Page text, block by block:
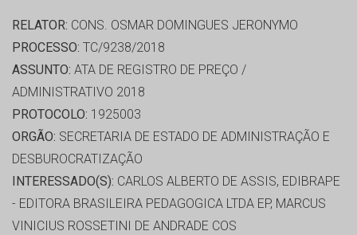
RELATOR: CONS. OSMAR DOMINGUES JERONYMO
PROCESSO: TC/9238/2018
ASSUNTO: ATA DE REGISTRO DE PREÇO /
ADMINISTRATIVO 2018
PROTOCOLO: 1925003
ORGÃO: SECRETARIA DE ESTADO DE ADMINISTRAÇÃO E
DESBUROCRATIZAÇÃO
INTERESSADO(S): CARLOS ALBERTO DE ASSIS, EDIBRAPE
- EDITORA BRASILEIRA PEDAGOGICA LTDA EP, MARCUS
VINICIUS ROSSETINI DE ANDRADE COS